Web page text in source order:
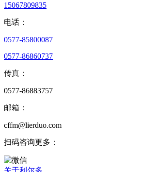
15067809835
电话：
0577-85800087
0577-86860737
传真：
0577-86883757
邮箱：
cffm@lierduo.com
扫码咨询更多：
关于利尔多